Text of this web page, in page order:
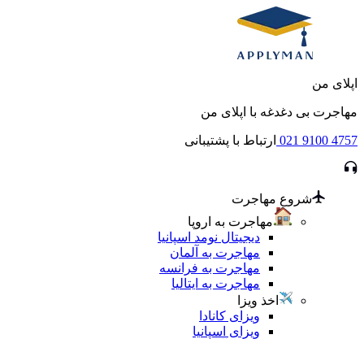
اپلای من
مهاجرت بی دغدغه با اپلای من
021 9100 4757 ارتباط با پشتیبانی
شروع مهاجرت
مهاجرت به اروپا
دیجیتال نومد اسپانیا
مهاجرت به آلمان
مهاجرت به فرانسه
مهاجرت به ایتالیا
اخذ ویزا
ویزای کانادا
ویزای اسپانیا